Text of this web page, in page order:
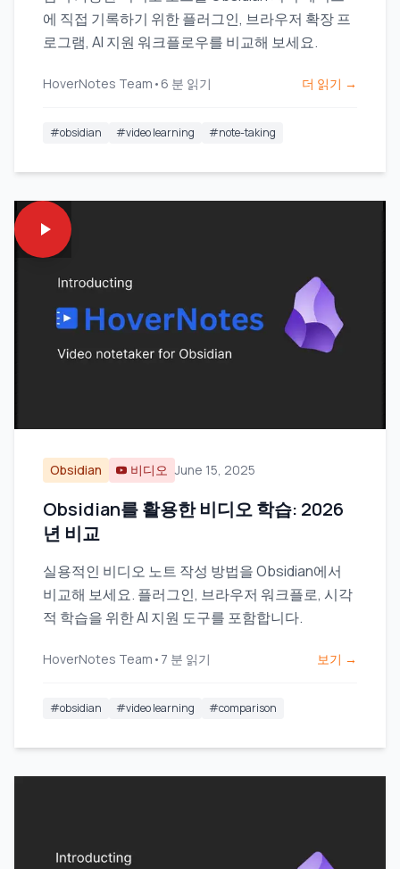
에 직접 기록하기 위한 플러그인, 브라우저 확장 프
로그램, AI 지원 워크플로우를 비교해 보세요.
HoverNotes Team • 6 분 읽기 더 읽기 →
#obsidian #video learning #note-taking
Obsidian 비디오 June 15, 2025
Obsidian를 활용한 비디오 학습: 2026
년 비교
실용적인 비디오 노트 작성 방법을 Obsidian에서
비교해 보세요. 플러그인, 브라우저 워크플로, 시각
적 학습을 위한 AI 지원 도구를 포함합니다.
HoverNotes Team • 7 분 읽기 보기 →
#obsidian #video learning #comparison